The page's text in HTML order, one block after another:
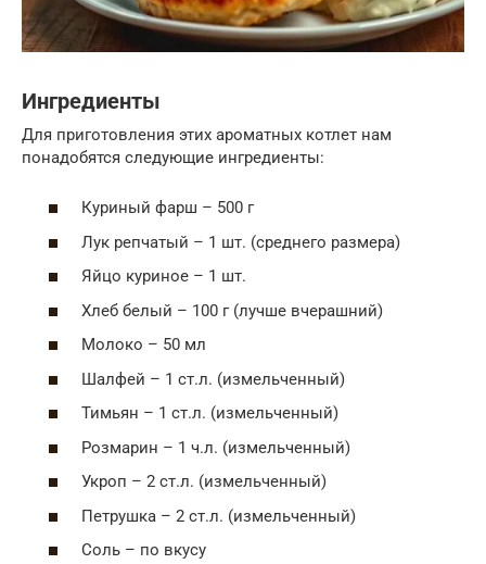
Ингредиенты
Для приготовления этих ароматных котлет нам
понадобятся следующие ингредиенты:
Куриный фарш – 500 г
Лук репчатый – 1 шт. (среднего размера)
Яйцо куриное – 1 шт.
Хлеб белый – 100 г (лучше вчерашний)
Молоко – 50 мл
Шалфей – 1 ст.л. (измельченный)
Тимьян – 1 ст.л. (измельченный)
Розмарин – 1 ч.л. (измельченный)
Укроп – 2 ст.л. (измельченный)
Петрушка – 2 ст.л. (измельченный)
Соль – по вкусу